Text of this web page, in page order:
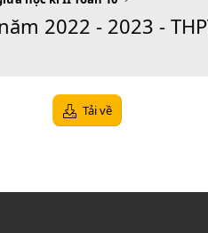
2022 - 2023 -
Tải về